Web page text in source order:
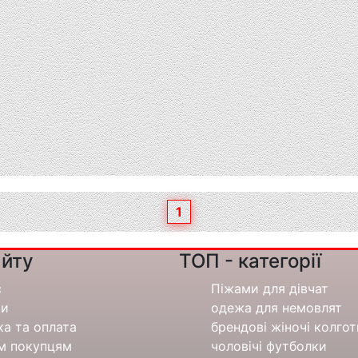
1
та оплата
покупцям
ТОП - категорії
Піжами для дівчат
одежа для немовлят
брендові жіночі
чоловічі футболки